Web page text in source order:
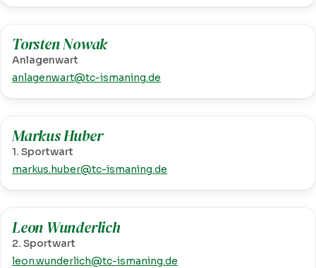
Torsten Nowak
Anlagenwart
anlagenwart@tc-ismaning.de
Markus Huber
1. Sportwart
markus.huber@tc-ismaning.de
Leon Wunderlich
2. Sportwart
leon.wunderlich@tc-ismaning.de